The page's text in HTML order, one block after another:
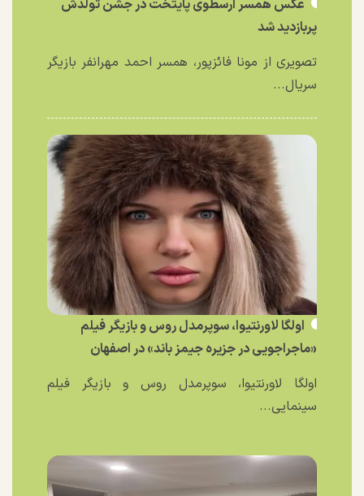
عکس همسر ارسطوی پایتخت در جشن تولدش
پربازدید شد
تصویری از مونا فائزپور، همسر احمد مهرانفر بازیگر
سریال...
اولگا لاورنتیوا، سوپرمدل روس و بازیگر فیلم
«ماجراجویی در جزیره جیمز باند» در اصفهان
اولگا لاورنتیوا، سوپرمدل روس و بازیگر فیلم
سینمایی...